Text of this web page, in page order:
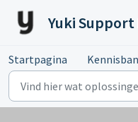
Yuki
Startpagina